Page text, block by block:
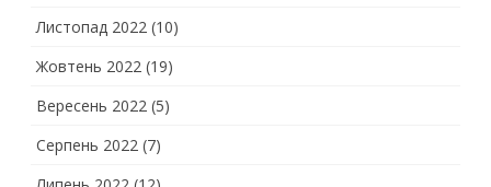
Листопад 2022 (10)
Жовтень 2022 (19)
Вересень 2022 (5)
Серпень 2022 (7)